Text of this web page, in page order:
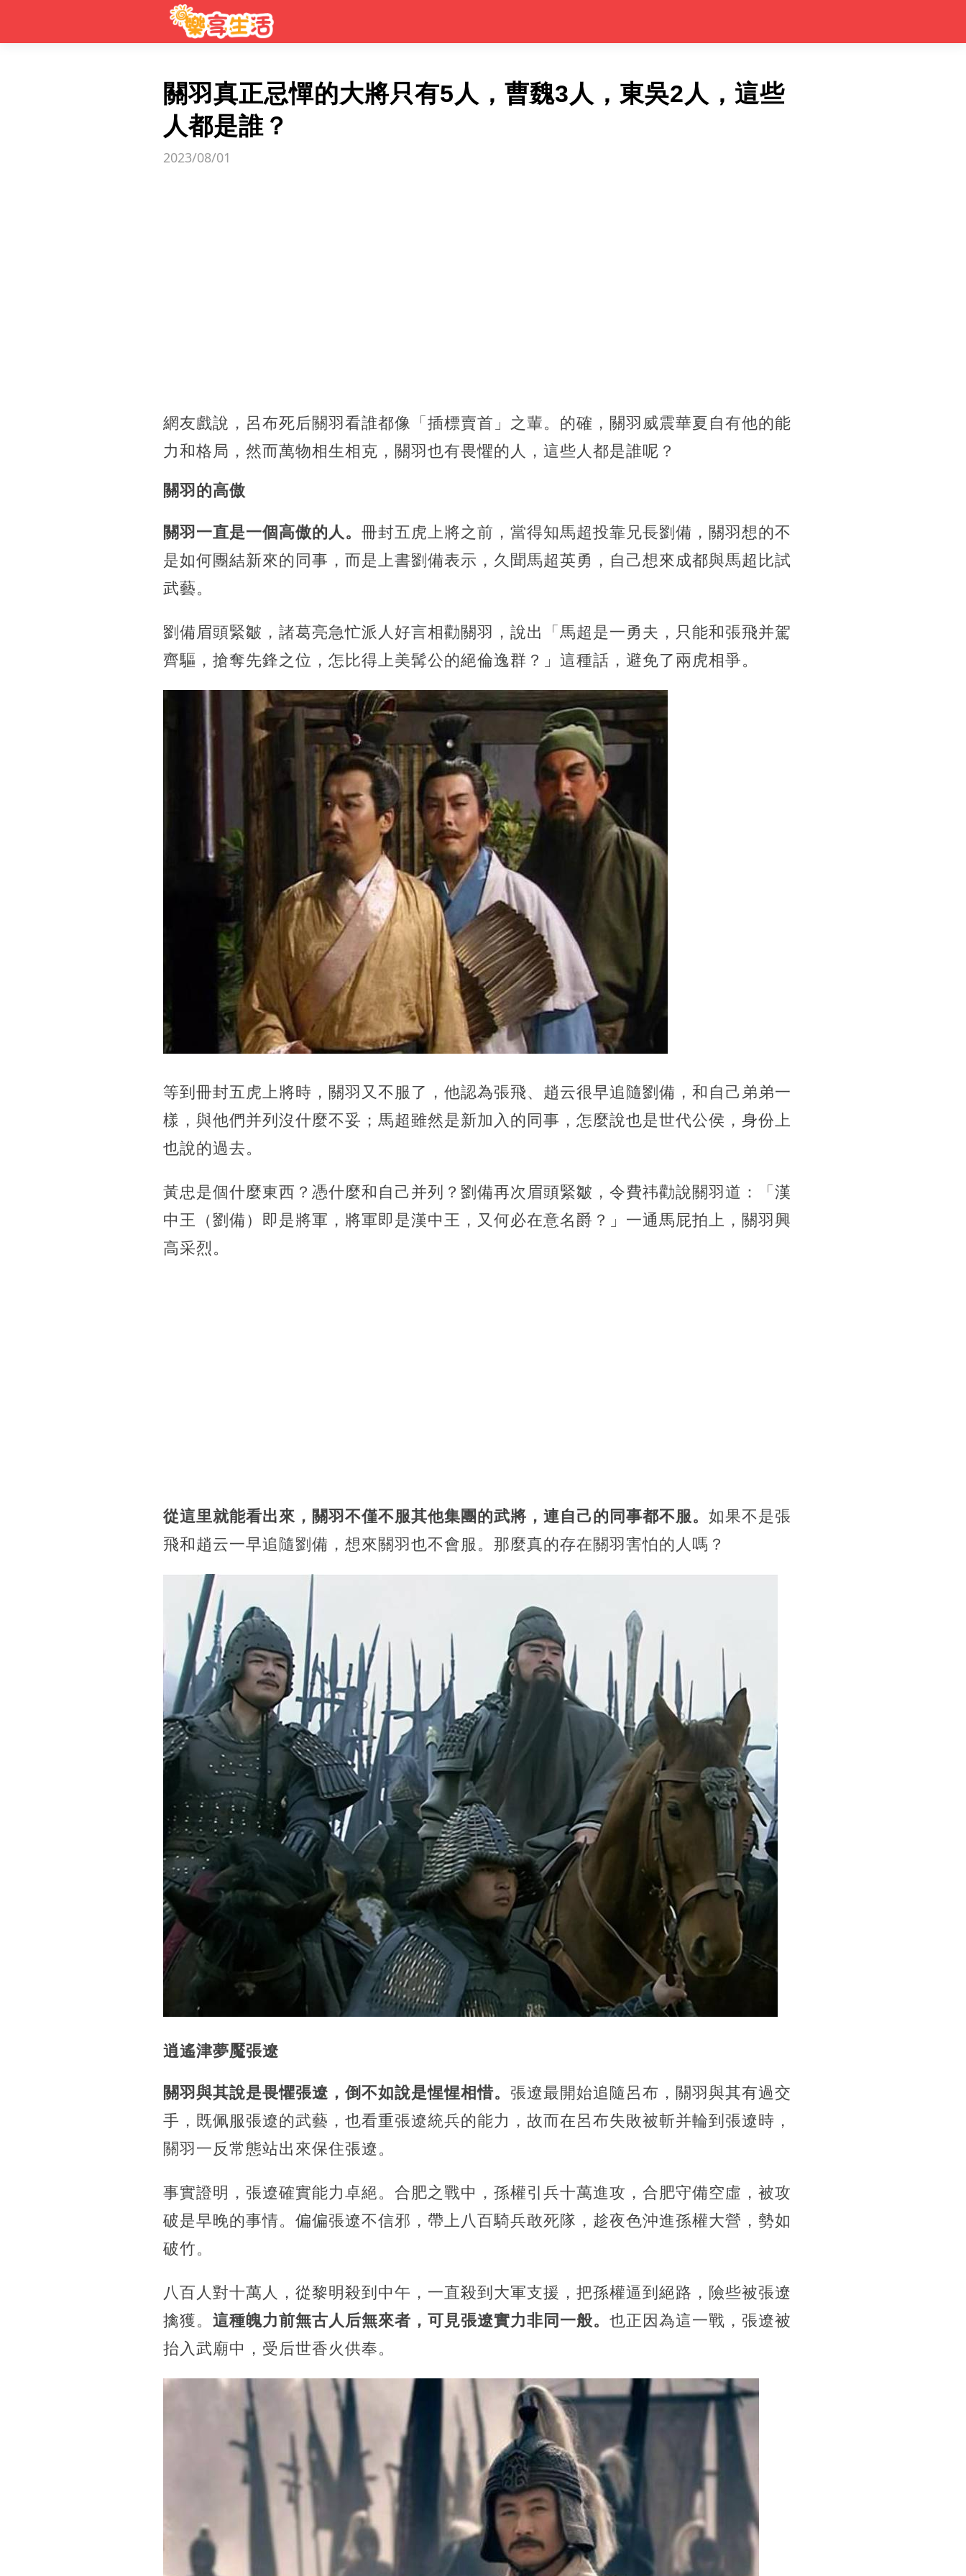
關羽真正忌憚的大將只有5人，曹魏3人，東吳2人，這些
人都是誰？
2023/08/01
網友戲說，呂布死后關羽看誰都像「插標賣首」之輩。的確，關羽威震華夏自有他的能
力和格局，然而萬物相生相克，關羽也有畏懼的人，這些人都是誰呢？
關羽的高傲
關羽一直是一個高傲的人。 冊封五虎上將之前，當得知馬超投靠兄長劉備，關羽想的不
是如何團結新來的同事，而是上書劉備表示，久聞馬超英勇，自己想來成都與馬超比試
武藝。
劉備眉頭緊皺，諸葛亮急忙派人好言相勸關羽，說出「馬超是一勇夫，只能和張飛并駕
齊驅，搶奪先鋒之位，怎比得上美髯公的絕倫逸群？」這種話，避免了兩虎相爭。
等到冊封五虎上將時，關羽又不服了，他認為張飛、趙云很早追隨劉備，和自己弟弟一
樣，與他們并列沒什麼不妥；馬超雖然是新加入的同事，怎麼說也是世代公侯，身份上
也說的過去。
黃忠是個什麼東西？憑什麼和自己并列？劉備再次眉頭緊皺，令費祎勸說關羽道：「漢
中王（劉備）即是將軍，將軍即是漢中王，又何必在意名爵？」一通馬屁拍上，關羽興
高采烈。
從這里就能看出來，關羽不僅不服其他集團的武將，連自己的同事都不服。 如果不是張
飛和趙云一早追隨劉備，想來關羽也不會服。那麼真的存在關羽害怕的人嗎？
逍遙津夢魘張遼
關羽與其說是畏懼張遼，倒不如說是惺惺相惜。 張遼最開始追隨呂布，關羽與其有過交
手，既佩服張遼的武藝，也看重張遼統兵的能力，故而在呂布失敗被斬并輪到張遼時，
關羽一反常態站出來保住張遼。
事實證明，張遼確實能力卓絕。合肥之戰中，孫權引兵十萬進攻，合肥守備空虛，被攻
破是早晚的事情。偏偏張遼不信邪，帶上八百騎兵敢死隊，趁夜色沖進孫權大營，勢如
破竹。
八百人對十萬人，從黎明殺到中午，一直殺到大軍支援，把孫權逼到絕路，險些被張遼
擒獲。 這種魄力前無古人后無來者，可見張遼實力非同一般。 也正因為這一戰，張遼被
抬入武廟中，受后世香火供奉。